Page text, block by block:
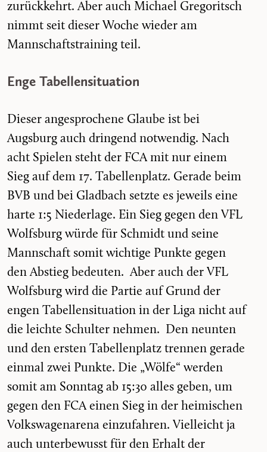
zurückkehrt. Aber auch Michael Gregoritsch
nimmt seit dieser Woche wieder am
Mannschaftstraining teil.
Enge Tabellensituation
Dieser angesprochene Glaube ist bei
Augsburg auch dringend notwendig. Nach
acht Spielen steht der FCA mit nur einem
Sieg auf dem 17. Tabellenplatz. Gerade beim
BVB und bei Gladbach setzte es jeweils eine
harte 1:5 Niederlage. Ein Sieg gegen den VFL
Wolfsburg würde für Schmidt und seine
Mannschaft somit wichtige Punkte gegen
den Abstieg bedeuten. Aber auch der VFL
Wolfsburg wird die Partie auf Grund der
engen Tabellensituation in der Liga nicht auf
die leichte Schulter nehmen. Den neunten
und den ersten Tabellenplatz trennen gerade
einmal zwei Punkte. Die „Wölfe“ werden
somit am Sonntag ab 15:30 alles geben, um
gegen den FCA einen Sieg in der heimischen
Volkswagenarena einzufahren. Vielleicht ja
auch unterbewusst für den Erhalt der